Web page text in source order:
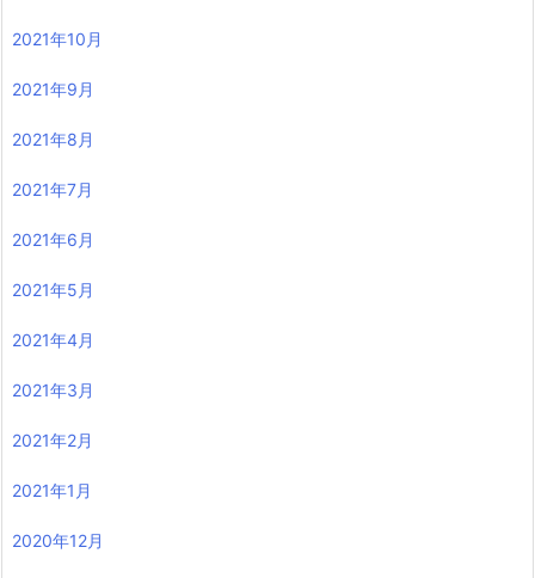
2021年10月
2021年9月
2021年8月
2021年7月
2021年6月
2021年5月
2021年4月
2021年3月
2021年2月
2021年1月
2020年12月